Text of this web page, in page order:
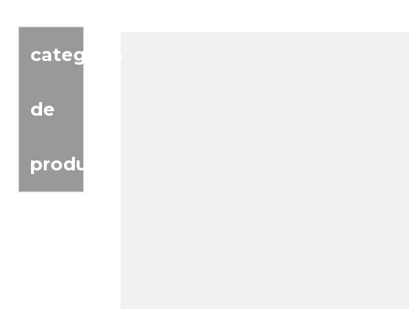
categoria
de
producto